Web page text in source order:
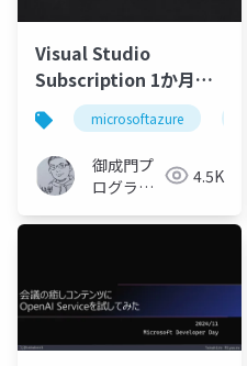
Visual Studio
Subscription 1か月分
の無償枠を無駄遣いし
て1日でサブスクリプシ
ョン無効になった話＆
Microsoft Cost
Management 最新ア
microsoftazure
御成門プ
ログラマ
(Tomotaka
4.5K